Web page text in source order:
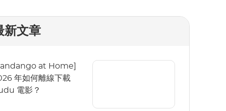
新文章
at Home]
年如何離線下載
電影？